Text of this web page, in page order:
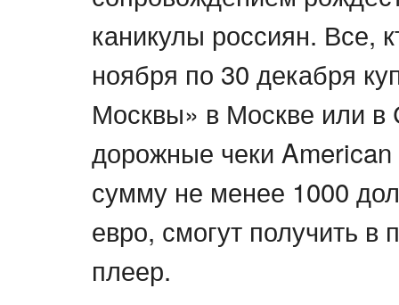
каникулы россиян. Все,
ноября по 30 декабря
Москвы» в Москве или в
дорожные чеки
сумму не менее 1000
евро, смогут получить в
плеер.